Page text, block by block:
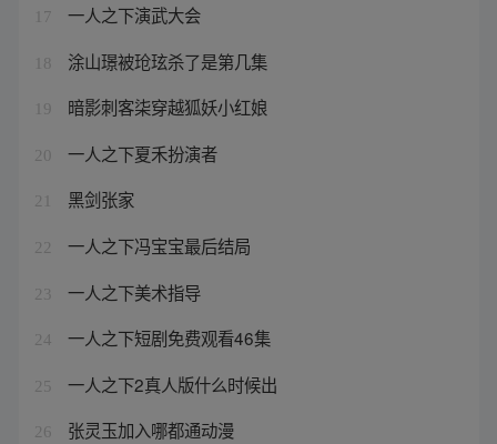
17 一人之下演武大会
18 涂山璟被玱玹杀了是第几集
19 暗影刺客柒穿越狐妖小红娘
20 一人之下夏禾扮演者
21 黑剑张家
22 一人之下冯宝宝最后结局
23 一人之下美术指导
24 一人之下短剧免费观看46集
25 一人之下2真人版什么时候出
26 张灵玉加入哪都通动漫